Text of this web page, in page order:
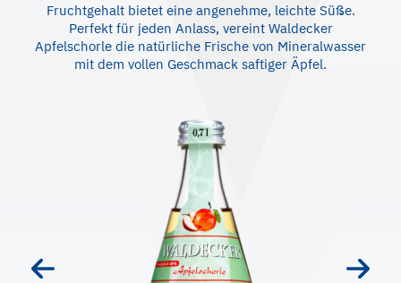
ENGAGEMENT
UNTERNEHMEN
Fruchtgehalt bietet eine angenehme, leichte Süße.
Perfekt für jeden Anlass, vereint Waldecker
Apfelschorle die natürliche Frische von Mineralwasser
mit dem vollen Geschmack saftiger Äpfel.